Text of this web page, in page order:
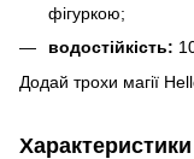
фігуркою;
водостійкість:
Додай трохи магії
Характеристики